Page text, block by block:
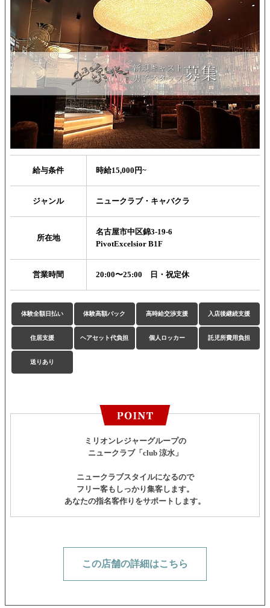
給与条件 時給15,000円~
ジャンル ニュークラブ・キャバクラ
所在地
名古屋市中区錦3-19-6
PivotExcelsior B1F
営業時間 20:00〜25:00 日・祝定休
体験全額日払い 体験高額バック 高時給交渉支援 入店後継続支援
住居支援 ヘアセット代負担 個人ロッカー 託児所費用負担
送りあり
ミリオンレジャーグループの
ニュークラブ「club 涼水」
ニュークラブスタイルになるので
フリー客もしっかり集客します。
あなたの指名客作りをサポートします。
この店舗の詳細はこちら